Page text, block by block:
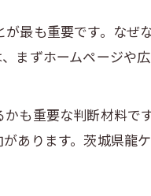
最も重要です。な
まずホームページや
も重要な判断材料で
あります。茨城県